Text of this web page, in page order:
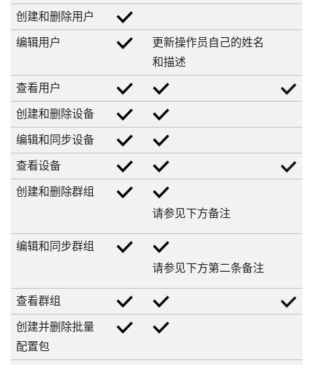
创建和删除用户
编辑用户
更新操作员自己的姓名
和描述
查看用户
创建和删除设备
编辑和同步设备
查看设备
创建和删除群组
请参见下方备注
编辑和同步群组
请参见下方第二条备注
查看群组
创建并删除批量
配置包